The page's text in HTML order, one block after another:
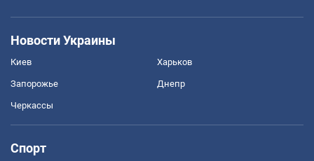
Новости Украины
Киев Харьков
Запорожье Днепр
Черкассы
Спорт